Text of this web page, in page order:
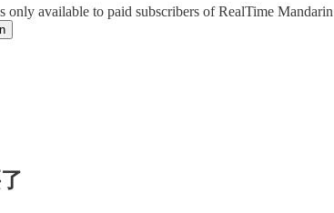
only available to paid subscribers of RealTime Mandarin